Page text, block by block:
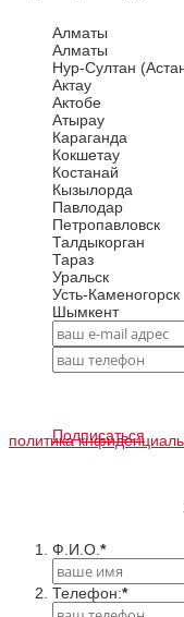
Алматы
Алматы
Нур-Султан
Актау
Актобе
Атырау
Караганда
Кокшетау
Костанай
Кызылорда
Павлодар
Петропавловск
Талдыкорган
Тараз
Уральск
Усть-Каменогорск
Шымкент
политикаПодписаться
Ф.И.О. *
Телефон:*